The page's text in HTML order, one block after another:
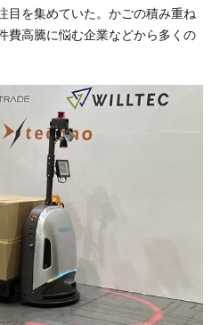
目を集めていた。かごの積み重ね
費高騰に悩む企業などから多くの